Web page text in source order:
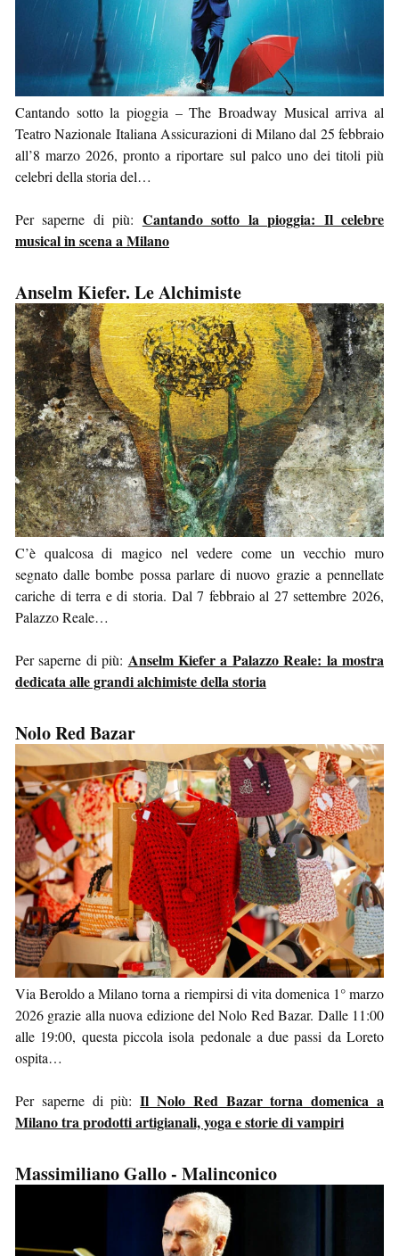
Cantando sotto la pioggia – The Broadway Musical arriva al
Teatro Nazionale Italiana Assicurazioni di Milano dal 25 febbraio
all’8 marzo 2026, pronto a riportare sul palco uno dei titoli più
celebri della storia del…
Per saperne di più: Cantando sotto la pioggia: Il celebre
musical in scena a Milano
Anselm Kiefer. Le Alchimiste
C’è qualcosa di magico nel vedere come un vecchio muro
segnato dalle bombe possa parlare di nuovo grazie a pennellate
cariche di terra e di storia. Dal 7 febbraio al 27 settembre 2026,
Palazzo Reale…
Per saperne di più: Anselm Kiefer a Palazzo Reale: la mostra
dedicata alle grandi alchimiste della storia
Nolo Red Bazar
Via Beroldo a Milano torna a riempirsi di vita domenica 1° marzo
2026 grazie alla nuova edizione del Nolo Red Bazar. Dalle 11:00
alle 19:00, questa piccola isola pedonale a due passi da Loreto
ospita…
Per saperne di più:Il Nolo Red Bazar torna domenica a
Milano tra prodotti artigianali, yoga e storie di vampiri
Massimiliano Gallo - Malinconico